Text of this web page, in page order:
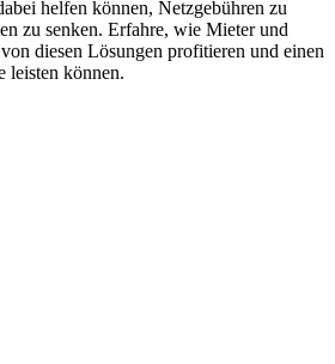
helfen können, Netzgebühren zu
zu senken. Erfahre, wie Mieter und
diesen Lösungen profitieren und einen
leisten können.